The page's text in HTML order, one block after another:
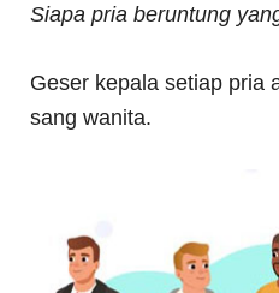
Siapa pria beruntung
Geser kepala setiap pria
sang wanita.